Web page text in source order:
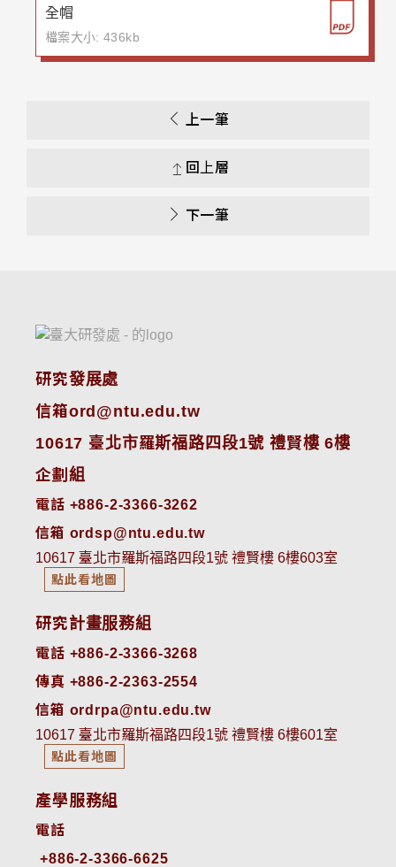
全帽
檔案大小: 436kb
上一筆
回上層
下一筆
研究發展處
信箱ord@ntu.edu.tw
10617 臺北市羅斯福路四段1號 禮賢樓 6樓
企劃組
電話 +886-2-3366-3262
信箱 ordsp@ntu.edu.tw
10617 臺北市羅斯福路四段1號 禮賢樓 6樓603室
點此看地圖
研究計畫服務組
電話 +886-2-3366-3268
傳真 +886-2-2363-2554
信箱 ordrpa@ntu.edu.tw
10617 臺北市羅斯福路四段1號 禮賢樓 6樓601室
點此看地圖
產學服務組
電話
+886-2-3366-6625